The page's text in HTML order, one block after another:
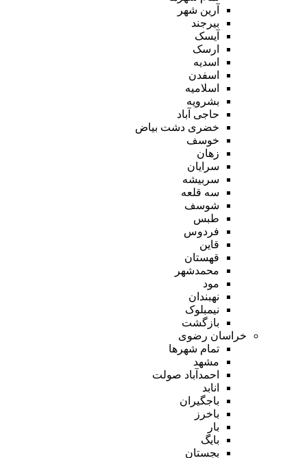
آرین شهر
بیرجند
آیسک
ارسک
اسدیه
اسفدن
اسلامیه
بشرویه
حاجی آباد
خضری دشت بیاض
خوسف
زهان
سرایان
سربیشه
سه قلعه
شوسف
طبس
فردوس
قاین
قهستان
محمدشهر
مود
نهبندان
نیمبلوک
بازگشت
خراسان رضوی
تمام شهر‌ها
مشهد
احمدآباد صولت
انابد
باجگیران
باخرز
بار
بایگ
بجستان